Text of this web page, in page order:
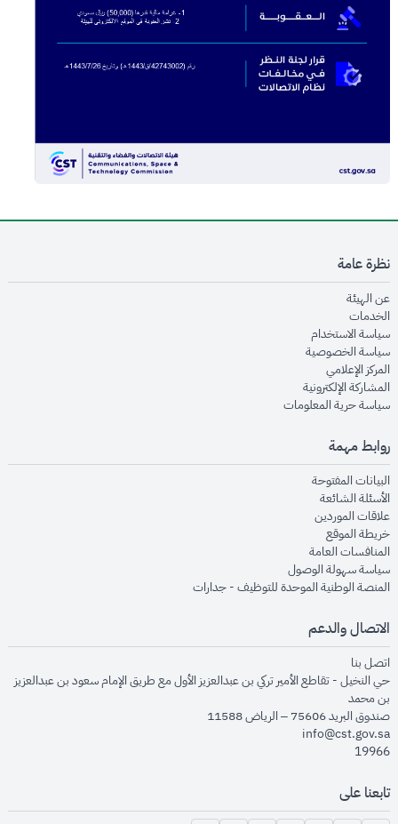
نظرة عامة
عن الهيئةopens in new window
الخدماتopens in new window
سياسة الاستخدام
سياسة الخصوصيةopens in new window
المركز الإعلاميopens in new window
المشاركة الإلكترونيةopens in new window
سياسة حرية المعلوماتopens in new window
روابط مهمة
البيانات المفتوحةopens in new window
الأسئلة الشائعةopens in new window
علاقات الموردينopens in new window
خريطة الموقعopens in new window
المنافسات العامةopens in new window
سياسة سهولة الوصولopens in new window
المنصة الوطنية الموحدة للتوظيف - جداراتopens in new window
الاتصال والدعم
اتصل بنا
حي النخيل - تقاطع الأمير تركي بن عبدالعزيز الأول مع طريق الإمام سعود بن عبدالعزيز
بن محمد
صندوق البريد 75606 – الرياض 11588
info@cst.gov.sa
19966
تابعنا على